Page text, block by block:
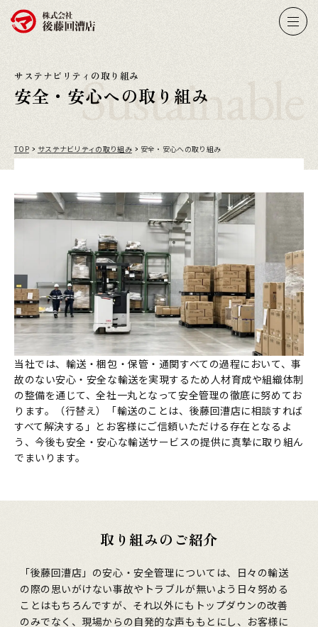
サステナビリティの取り組み
安全・安心への取り組み
Sustainable
TOP サステナビリティの取り組み 安全・安心への取り組み
当社では、輸送・梱包・保管・通関すべての過程において、事
故のない安心・安全な輸送を実現するため人材育成や組織体制
の整備を通じて、全社一丸となって安全管理の徹底に努めてお
ります。（行替え）「輸送のことは、後藤回漕店に相談すれば
すべて解決する」とお客様にご信頼いただける存在となるよ
う、今後も安全・安心な輸送サービスの提供に真摯に取り組ん
でまいります。
取り組みのご紹介
「後藤回漕店」の安心・安全管理については、日々の輸送
の際の思いがけない事故やトラブルが無いよう日々努める
ことはもちろんですが、それ以外にもトップダウンの改善
のみでなく、現場からの自発的な声ももとにし、お客様に